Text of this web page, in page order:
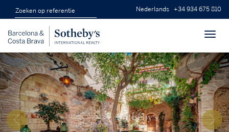
Nederlands +34 934 675 810